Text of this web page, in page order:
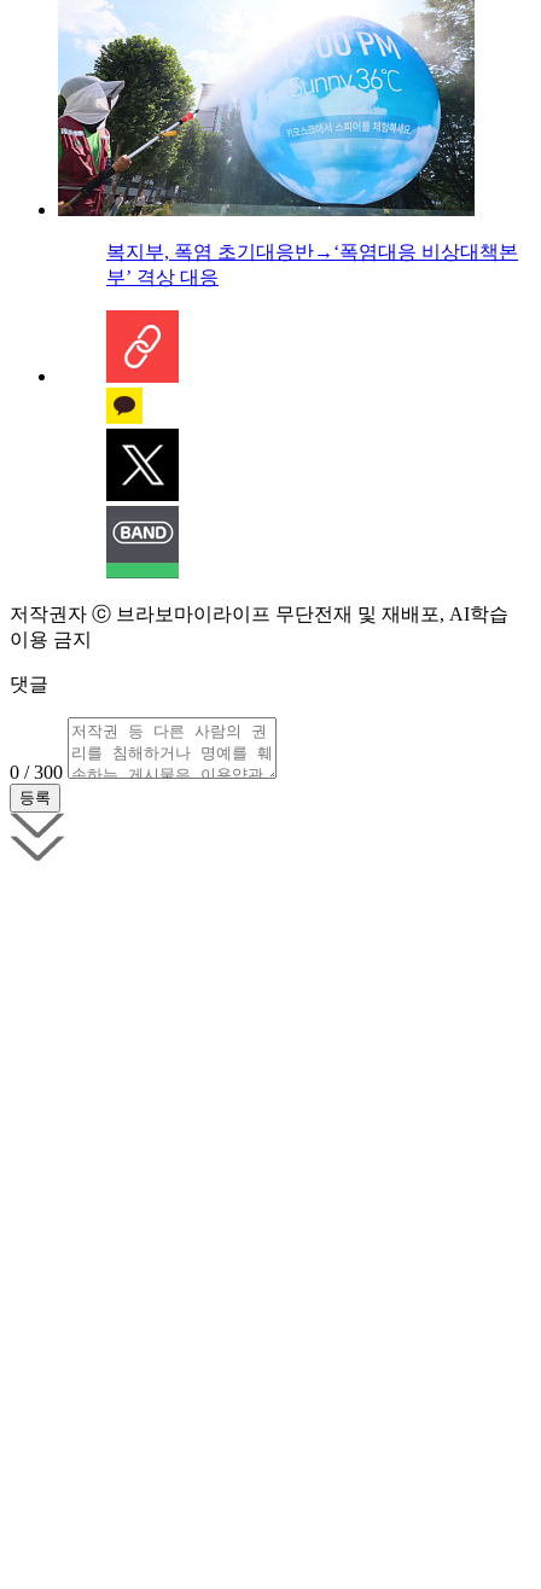
복지부, 폭염 초기대응반→‘폭염대응 비상대책본
부’ 격상 대응
저작권자 ⓒ 브라보마이라이프 무단전재 및 재배포, AI학습
이용 금지
댓글
0 / 300